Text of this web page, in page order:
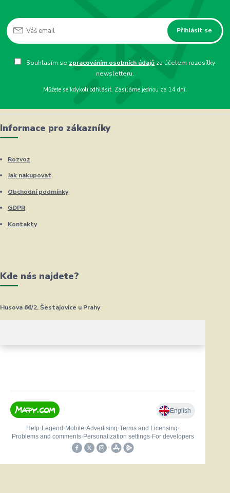
Přihlásit se
Souhlasím se zpracováním osobních údajů za účelem rozesílky
newsletteru.
Můžete se kdykoli odhlásit. Zasíláme jednou za 14 dní.
Informace pro zákazníky
Rozvoz
Jak nakupovat
Obchodní podmínky
GDPR
Kontakty
Kde nás najdete?
Husova 66/2, Šestajovice u Prahy